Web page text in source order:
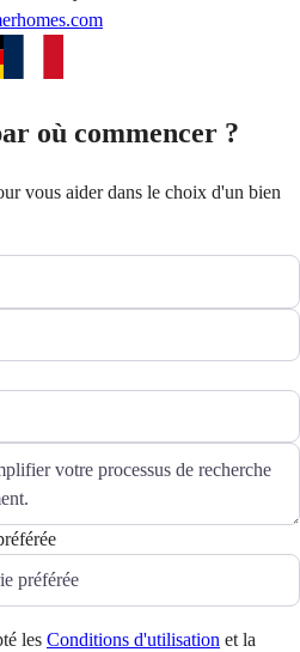
où commencer ?
vous aider dans le choix d'un bien
les Conditions d'utilisation et la